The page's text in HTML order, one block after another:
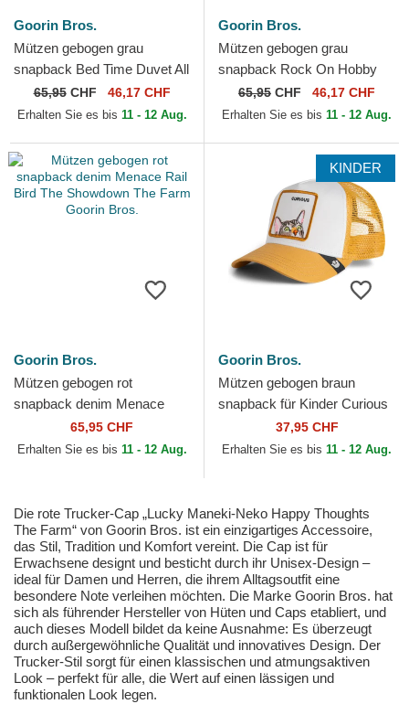
Goorin Bros.
Mützen gebogen grau
snapback Bed Time Duvet All
Det Happy Thoughts The
Farm Goorin Bros.
65,95CHF 46,17 CHF
Erhalten Sie es bis 11 - 12 Aug.
Goorin Bros.
Mützen gebogen grau
snapback Rock On Hobby
Horse Happy Thoughts The
Farm Goorin Bros.
65,95 CHF 46,17 CHF
Erhalten Sie es bis 11 - 12 Aug.
Goorin Bros.
Mützen gebogen rot
snapback denim Menace
Rail Bird The Showdown The
Farm Goorin Bros.
65,95 CHF
Erhalten Sie es bis 11 - 12 Aug.
KINDER
Goorin Bros.
Mützen gebogen braun
snapback für Kinder Curious
Cat Mini The Farm Goorin
Bros.
37,95 CHF
Erhalten Sie es bis 11 - 12 Aug.
Die rote Trucker-Cap „Lucky Maneki-Neko Happy Thoughts
The Farm“ von Goorin Bros. ist ein einzigartiges Accessoire,
das Stil, Tradition und Komfort vereint. Die Cap ist für
Erwachsene designt und besticht durch ihr Unisex-Design –
ideal für Damen und Herren, die ihrem Alltagsoutfit eine
besondere Note verleihen möchten. Die Marke Goorin Bros. hat
sich als führender Hersteller von Hüten und Caps etabliert, und
auch dieses Modell bildet da keine Ausnahme: Es überzeugt
durch außergewöhnliche Qualität und innovatives Design. Der
Trucker-Stil sorgt für einen klassischen und atmungsaktiven
Look – perfekt für alle, die Wert auf einen lässigen und
funktionalen Look legen.